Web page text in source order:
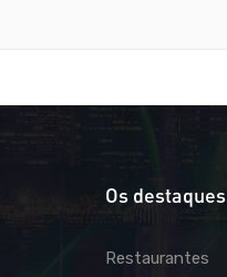
Os destaques
Restaurantes